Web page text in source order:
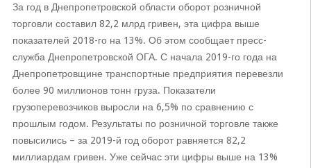
За год в Днепропетровской области оборот розничной
торговли составил 82,2 млрд гривен, эта цифра выше
показателей 2018-го на 13%. Об этом сообщает пресс-
служба Днепропетровской ОГА. С начала 2019-го года на
Днепропетровщине транспортные предприятия перевезли
более 90 миллионов тонн груза. Показатели
грузоперевозчиков выросли на 6,5% по сравнению с
прошлым годом. Результаты по розничной торговле также
повысились – за 2019-й год оборот равняется 82,2
миллиардам гривен. Уже сейчас эти цифры выше на 13%